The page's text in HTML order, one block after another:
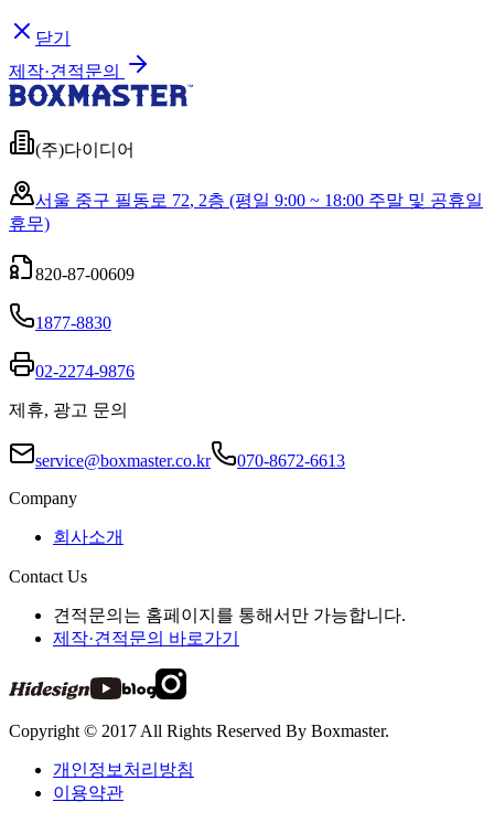
닫기
제작·견적문의
(주)다이디어
서울 중구 필동로 72, 2층 (평일 9:00 ~ 18:00 주말 및 공휴일
휴무)
820-87-00609
1877-8830
02-2274-9876
제휴, 광고 문의
service@boxmaster.co.kr
070-8672-6613
Company
회사소개
Contact Us
견적문의는 홈페이지를 통해서만 가능합니다.
제작·견적문의 바로가기
Copyright © 2017 All Rights Reserved By Boxmaster.
개인정보처리방침
이용약관